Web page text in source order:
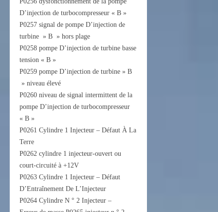
D’injection de turbocompresseur « B »
P0257 signal de pompe D’injection de
turbine » B » hors plage
P0258 pompe D’injection de turbine basse
tension « B »
P0259 pompe D’injection de turbine » B
» niveau élevé
P0260 niveau de signal intermittent de la
pompe D’injection de turbocompresseur
« B »
P0261 Cylindre 1 Injecteur – Défaut À La
Terre
P0262 cylindre 1 injecteur-ouvert ou
court-circuité à +12V
P0263 Cylindre 1 Injecteur – Défaut
D’Entraînement De L’Injecteur
P0264 Cylindre N ° 2 Injecteur –